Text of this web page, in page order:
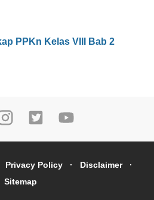
PPKn Kelas VIII Bab 2
Privacy Policy
Disclaimer
Sitemap